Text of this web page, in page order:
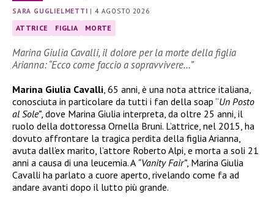
SARA GUGLIELMETTI |4 AGOSTO 2026
ATTRICE FIGLIA MORTE
Marina Giulia Cavalli, il dolore per la morte della figlia
Arianna: “Ecco come faccio a sopravvivere…”
Marina Giulia Cavalli , 65 anni, è una nota attrice italiana,
conosciuta in particolare da tutti i fan della soap “Un Posto
al Sole”, dove Marina Giulia interpreta, da oltre 25 anni, il
ruolo della dottoressa Ornella Bruni. L’attrice, nel 2015, ha
dovuto affrontare la tragica perdita della figlia Arianna,
avuta dall’ex marito, l’attore Roberto Alpi, e morta a soli 21
anni a causa di una leucemia. A “Vanity Fair”, Marina Giulia
Cavalli ha parlato a cuore aperto, rivelando come fa ad
andare avanti dopo il lutto più grande.